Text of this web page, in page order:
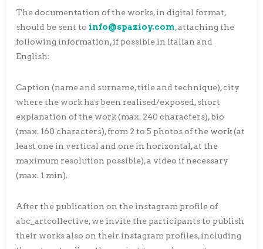
The documentation of the works, in digital format,
should be sent to info@spazioy.com, attaching the
following information, if possible in Italian and
English:
Caption (name and surname, title and technique), city
where the work has been realised/exposed, short
explanation of the work (max. 240 characters), bio
(max. 160 characters), from 2 to 5 photos of the work (at
least one in vertical and one in horizontal, at the
maximum resolution possible), a video if necessary
(max. 1 min).
After the publication on the instagram profile of
abc_artcollective, we invite the participants to publish
their works also on their instagram profiles, including